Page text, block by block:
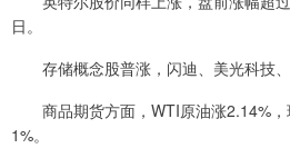
日。
存储概念股普涨，闪迪、美光科技、
商品期货方面，WTI原油涨2.14%，
1%。